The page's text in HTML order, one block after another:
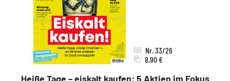
Heiße Tage – eiskalt kaufen: 5 Aktien im Fokus
Nr. 33/26
8,90 €